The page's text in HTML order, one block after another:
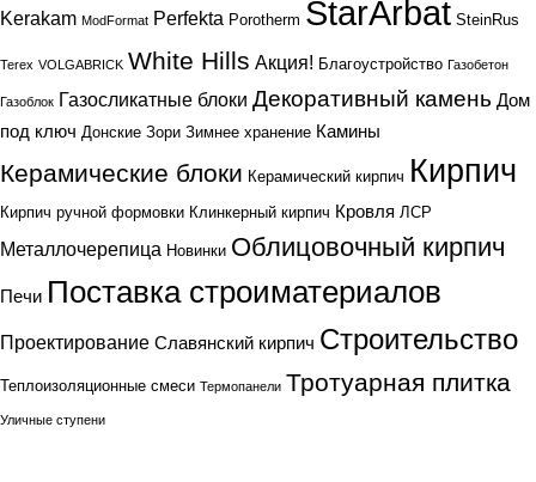
Kerakam ModFormat Perfekta Porotherm StarArbat SteinRus
Terex VOLGABRICK White Hills Акция! Благоустройство Газобетон
Газоблок Газосликатные блоки Декоративный камень Дом
под ключ Донские Зори Зимнее хранение Камины
Керамические блоки Керамический кирпич Кирпич
Кирпич ручной формовки Клинкерный кирпич Кровля ЛСР
Металлочерепица Новинки Облицовочный кирпич
Печи Поставка строиматериалов
Проектирование Славянский кирпич Строительство
Теплоизоляционные смеси Термопанели Тротуарная плитка
Уличные ступени